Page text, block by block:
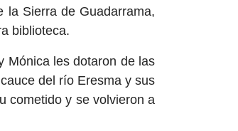
la Sierra de Guadarrama,
biblioteca.
Mónica les dotaron de las
del río Eresma y sus
cometido y se volvieron a